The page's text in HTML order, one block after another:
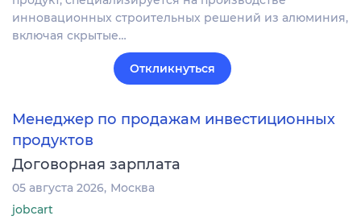
инновационных строительных решений из алюминия,
включая скрытые…
Откликнуться
Менеджер по продажам инвестиционных
продуктов
Договорная зарплата
05 августа 2026 Москва
jobcart